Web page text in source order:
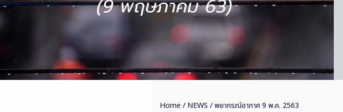
Home / NEWS / พยากรณ์อากาศ 9 พ.ค. 2563